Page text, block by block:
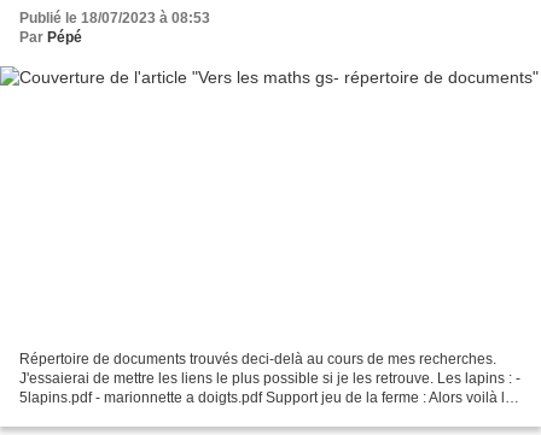
Publié le 18/07/2023 à 08:53
Par Pépé
Répertoire de documents trouvés deci-delà au cours de mes recherches.
J'essaierai de mettre les liens le plus possible si je les retrouve. Les lapins : -
5lapins.pdf - marionnette a doigts.pdf Support jeu de la ferme : Alors voilà la